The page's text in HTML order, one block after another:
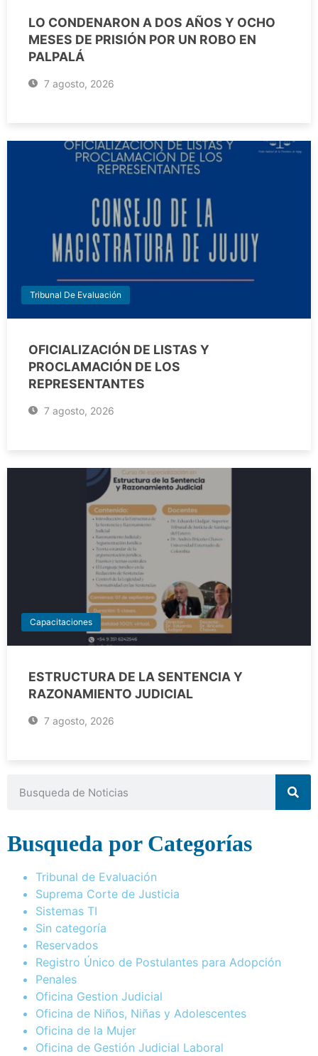
LO CONDENARON A DOS AÑOS Y OCHO
MESES DE PRISIÓN POR UN ROBO EN
PALPALÁ
7 agosto, 2026
Tribunal De Evaluación
OFICIALIZACIÓN DE LISTAS Y
PROCLAMACIÓN DE LOS
REPRESENTANTES
7 agosto, 2026
Capacitaciones
ESTRUCTURA DE LA SENTENCIA Y
RAZONAMIENTO JUDICIAL
7 agosto, 2026
Busqueda por Categorías
Tribunal de Evaluación
Suprema Corte de Justicia
Sistemas TI
Sin categoría
Reservados
Registro Único de Postulantes para Adopción
Penales
Oficina Gestion Judicial
Oficina de Niños, Niñas y Adolescentes
Oficina de la Mujer
Oficina de Gestión Judicial Laboral